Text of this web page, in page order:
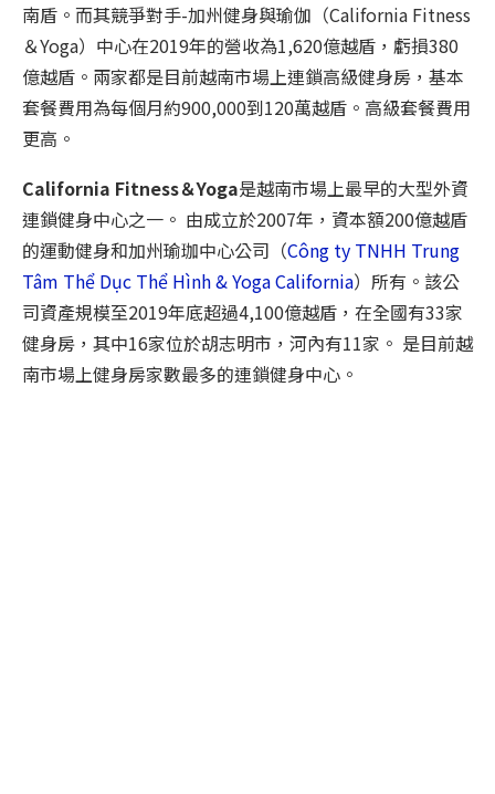
南盾。而其競爭對手-加州健身與瑜伽（California Fitness
＆Yoga）中心在2019年的營收為1,620億越盾，虧損380
億越盾。兩家都是目前越南市場上連鎖高級健身房，基本
套餐費用為每個月約900,000到120萬越盾。高級套餐費用
更高。
California Fitness＆Yoga是越南市場上最早的大型外資
連鎖健身中心之一。 由成立於2007年，資本額200億越盾
的運動健身和加州瑜珈中心公司（Công ty TNHH Trung
Tâm Thể Dục Thể Hình & Yoga California）所有。該公
司資產規模至2019年底超過4,100億越盾，在全國有33家
健身房，其中16家位於胡志明市，河內有11家。 是目前越
南市場上健身房家數最多的連鎖健身中心。